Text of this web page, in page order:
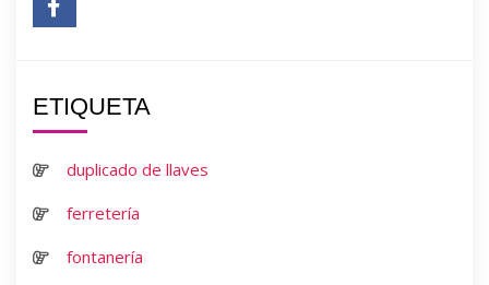
ETIQUETA
duplicado de llaves
ferretería
fontanería